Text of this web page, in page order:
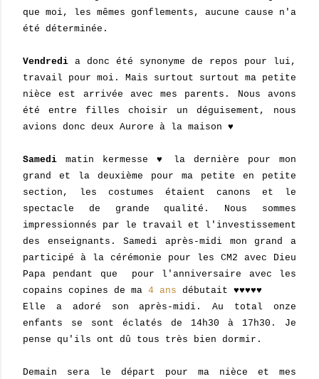
que moi, les mêmes gonflements, aucune cause n'a
été déterminée.
Vendredi a donc été synonyme de repos pour lui,
travail pour moi. Mais surtout surtout ma petite
nièce est arrivée avec mes parents. Nous avons
été entre filles choisir un déguisement, nous
avions donc deux Aurore à la maison ♥
Samedi matin kermesse ♥ la dernière pour mon
grand et la deuxième pour ma petite en petite
section, les costumes étaient canons et le
spectacle de grande qualité. Nous sommes
impressionnés par le travail et l'investissement
des enseignants. Samedi après-midi mon grand a
participé à la cérémonie pour les CM2 avec Dieu
Papa pendant que pour l'anniversaire avec les
copains copines de ma 4 ans débutait ♥♥♥♥♥
Elle a adoré son après-midi. Au total onze
enfants se sont éclatés de 14h30 à 17h30. Je
pense qu'ils ont dû tous très bien dormir.
Demain sera le départ pour ma nièce et mes